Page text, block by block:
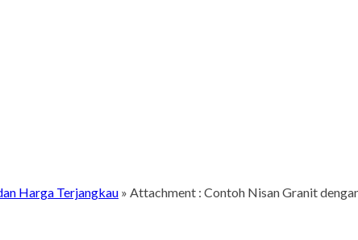
Harga Terjangkau » Attachment : Contoh Nisan Granit